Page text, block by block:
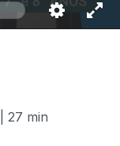
| 27 min